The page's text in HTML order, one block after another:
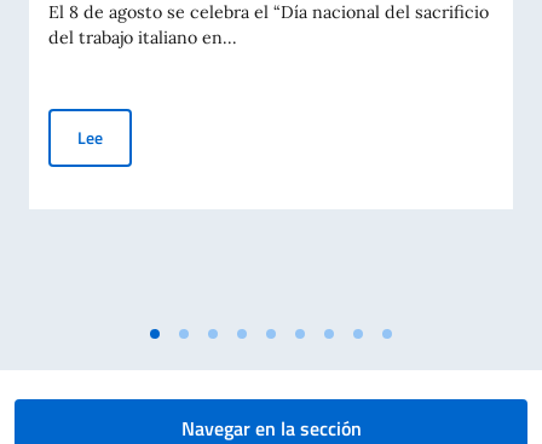
El 8 de agosto se celebra el “Día nacional del sacrificio
del trabajo italiano en...
LeeDía nacional del sacrificio del trabajo italiano en el mundo (8
Navegar en la sección